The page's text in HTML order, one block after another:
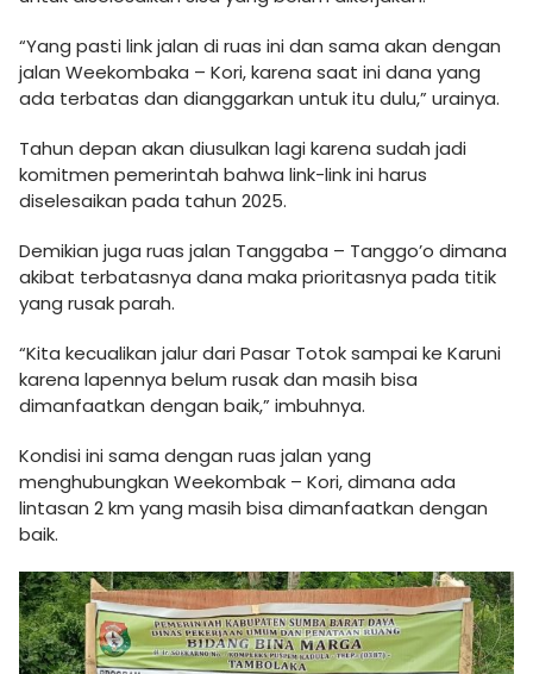
“Yang pasti link jalan di ruas ini dan sama akan dengan
jalan Weekombaka – Kori, karena saat ini dana yang
ada terbatas dan dianggarkan untuk itu dulu,” urainya.
Tahun depan akan diusulkan lagi karena sudah jadi
komitmen pemerintah bahwa link-link ini harus
diselesaikan pada tahun 2025.
Demikian juga ruas jalan Tanggaba – Tanggo’o dimana
akibat terbatasnya dana maka prioritasnya pada titik
yang rusak parah.
“Kita kecualikan jalur dari Pasar Totok sampai ke Karuni
karena lapennya belum rusak dan masih bisa
dimanfaatkan dengan baik,” imbuhnya.
Kondisi ini sama dengan ruas jalan yang
menghubungkan Weekombak – Kori, dimana ada
lintasan 2 km yang masih bisa dimanfaatkan dengan
baik.